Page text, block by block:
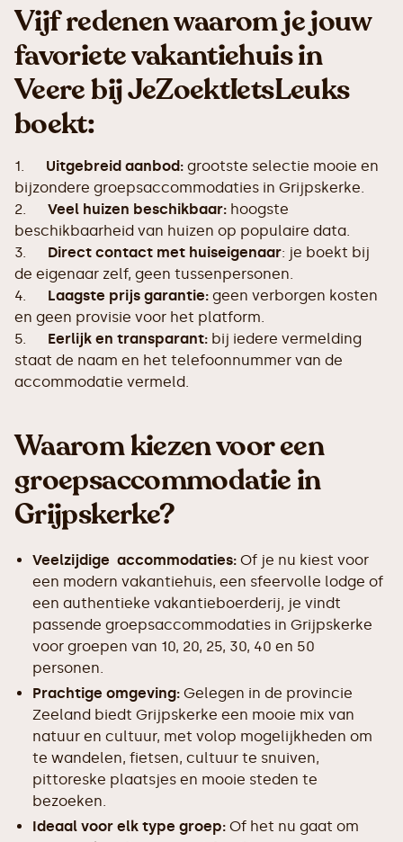
Vijf redenen waarom je jouw
favoriete vakantiehuis in
Veere bij JeZoektIetsLeuks
boekt:
1. Uitgebreid aanbod: grootste selectie mooie en
bijzondere groepsaccommodaties in Grijpskerke.
2. Veel huizen beschikbaar: hoogste
beschikbaarheid van huizen op populaire data.
3. Direct contact met huiseigenaar: je boekt bij
de eigenaar zelf, geen tussenpersonen.
4. Laagste prijs garantie: geen verborgen kosten
en geen provisie voor het platform.
5. Eerlijk en transparant: bij iedere vermelding
staat de naam en het telefoonnummer van de
accommodatie vermeld.
Waarom kiezen voor een
groepsaccommodatie in
Grijpskerke?
Veelzijdige accommodaties: Of je nu kiest voor
een modern vakantiehuis, een sfeervolle lodge of
een authentieke vakantieboerderij, je vindt
passende groepsaccommodaties in Grijpskerke
voor groepen van 10, 20, 25, 30, 40 en 50
personen.
Prachtige omgeving: Gelegen in de provincie
Zeeland biedt Grijpskerke een mooie mix van
natuur en cultuur, met volop mogelijkheden om
te wandelen, fietsen, cultuur te snuiven,
pittoreske plaatsjes en mooie steden te
bezoeken.
Ideaal voor elk type groep: Of het nu gaat om